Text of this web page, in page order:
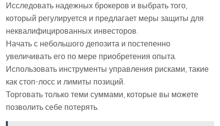
Исследовать надежных брокеров и выбрать того,
который регулируется и предлагает меры защиты для
неквалифицированных инвесторов.
Начать с небольшого депозита и постепенно
увеличивать его по мере приобретения опыта.
Использовать инструменты управления рисками, такие
как стоп-лосс и лимиты позиций.
Торговать только теми суммами, которые вы можете
позволить себе потерять.